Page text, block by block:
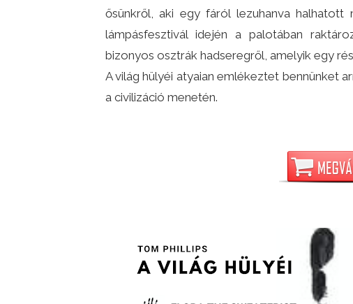
ősünkről, aki egy fáról lezuhanva
lámpásfesztivál idején a palotában
bizonyos osztrák hadseregről, amelyik egy
A világ hülyéi atyaian emlékeztet bennünket
a civilizáció menetén.